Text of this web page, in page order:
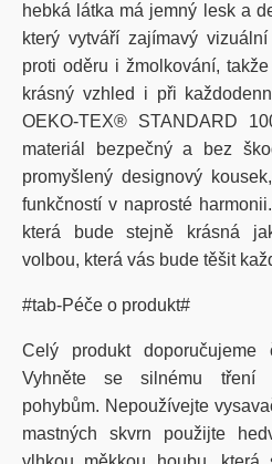
hebká látka má jemný lesk a
který vytváří zajímavý
proti oděru i žmolkování,
krásný vzhled i při
OEKO-TEX® STANDARD
materiál bezpečný a bez
promyšlený designový
funkčností v naprosté
která bude stejně krásná
volbou, která vás bude těšit
#tab-Péče o produkt#
Celý produkt doporučujeme
Vyhněte se silnému tření
pohybům. Nepoužívejte
mastných skvrn použijte